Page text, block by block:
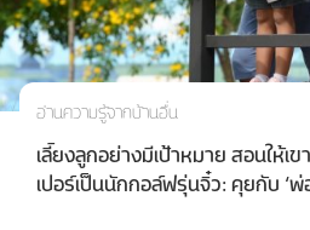
อ่านความรู้จากบ้านอื่น
เลี้ยงลูกอย่างมีเป้าหมาย สอนให้เข
เปอร์เป็นนักกอล์ฟรุ่นจิ๋ว: คุยกับ ‘พ่